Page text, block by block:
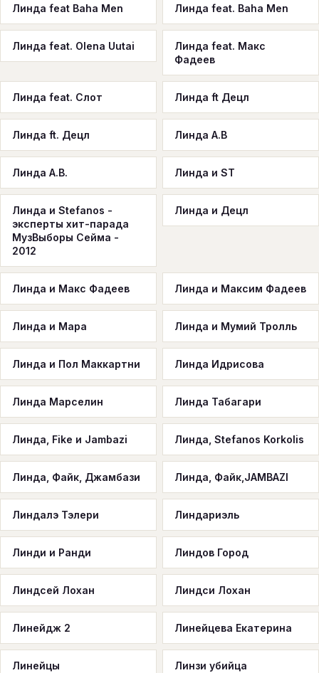
Линда feat Baha Men Линда feat. Baha Men
Линда feat. Olena Uutai
Линда feat. Макс
Фадеев
Линда feat. Слот Линда ft Децл
Линда ft. Децл Линда А.В
Линда А.В. Линда и ST
Линда и Stefanos -
эксперты хит-парада
МузВыборы Сейма -
2012
Линда и Децл
Линда и Макс Фадеев Линда и Максим Фадеев
Линда и Мара Линда и Мумий Тролль
Линда и Пол Маккартни Линда Идрисова
Линда Марселин Линда Табагари
Линда, Fike и Jambazi Линда, Stefanos Korkolis
Линда, Файк, Джамбази Линда, Файк,JAMBAZI
Линдалэ Тэлери Линдариэль
Линди и Ранди Линдов Город
Линдсей Лохан Линдси Лохан
Линейдж 2 Линейцева Екатерина
Линейцы Линзи убийца